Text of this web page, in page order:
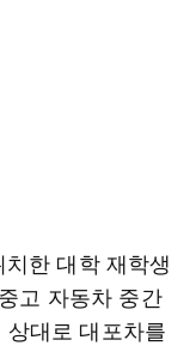
한 대학 재학생
고 자동차 중간
대로 대포차를